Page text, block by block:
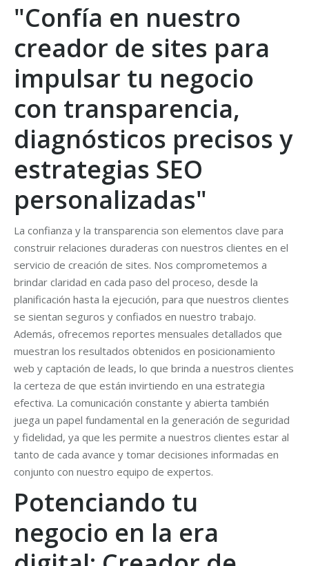
"Confía en nuestro
creador de sites para
impulsar tu negocio
con transparencia,
diagnósticos precisos y
estrategias SEO
personalizadas"
La confianza y la transparencia son elementos clave para
construir relaciones duraderas con nuestros clientes en el
servicio de creación de sites. Nos comprometemos a
brindar claridad en cada paso del proceso, desde la
planificación hasta la ejecución, para que nuestros clientes
se sientan seguros y confiados en nuestro trabajo.
Además, ofrecemos reportes mensuales detallados que
muestran los resultados obtenidos en posicionamiento
web y captación de leads, lo que brinda a nuestros clientes
la certeza de que están invirtiendo en una estrategia
efectiva. La comunicación constante y abierta también
juega un papel fundamental en la generación de seguridad
y fidelidad, ya que les permite a nuestros clientes estar al
tanto de cada avance y tomar decisiones informadas en
conjunto con nuestro equipo de expertos.
Potenciando tu
negocio en la era